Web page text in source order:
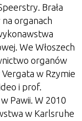
Brała
organach
We Włoszech
organów
w Rzymie
i prof.
Pawii. W 2010
w Karlsruhe